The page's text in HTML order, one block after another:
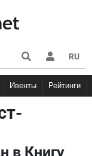
RU
Ивенты Рейтинги
в Книгу